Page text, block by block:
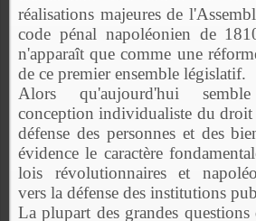
réalisations majeures de
code pénal napoléonien de
n'apparaît que comme une
de ce premier ensemble législatif.
Alors qu'aujourd'hui
conception individualiste du droit
défense des personnes et des
évidence le caractère
lois révolutionnaires et
vers la défense des institutions
La plupart des grandes